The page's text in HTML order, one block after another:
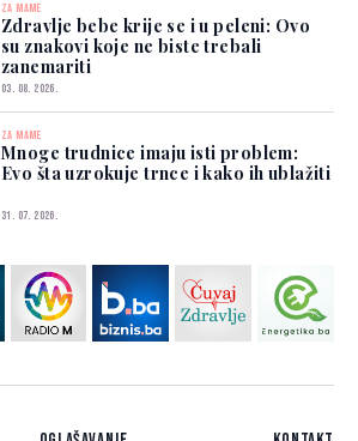
ZA MAME
Zdravlje bebe krije se i u peleni: Ovo
su znakovi koje ne biste trebali
zanemariti
03. 08. 2026.
ZA MAME
Mnoge trudnice imaju isti problem:
Evo šta uzrokuje trnce i kako ih ublažiti
31. 07. 2026.